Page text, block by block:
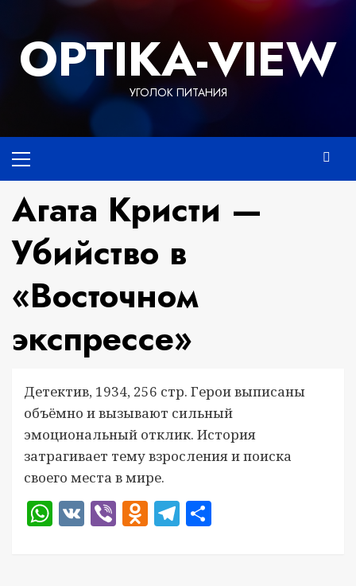
содержимому
OPTIKA-VIEW
УГОЛОК ПИТАНИЯ
меню
Агата Кристи —
Убийство в
«Восточном
экспрессе»
Детектив, 1934, 256 стр. Герои выписаны
объёмно и вызывают сильный
эмоциональный отклик. История
затрагивает тему взросления и поиска
своего места в мире.
WhatsApp
VKViberOdnoklassniki
Telegram